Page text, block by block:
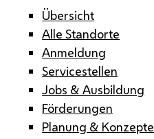
Übersicht
Alle Standorte
Anmeldung
Servicestellen
Jobs & Ausbildung
Förderungen
Planung & Konzepte